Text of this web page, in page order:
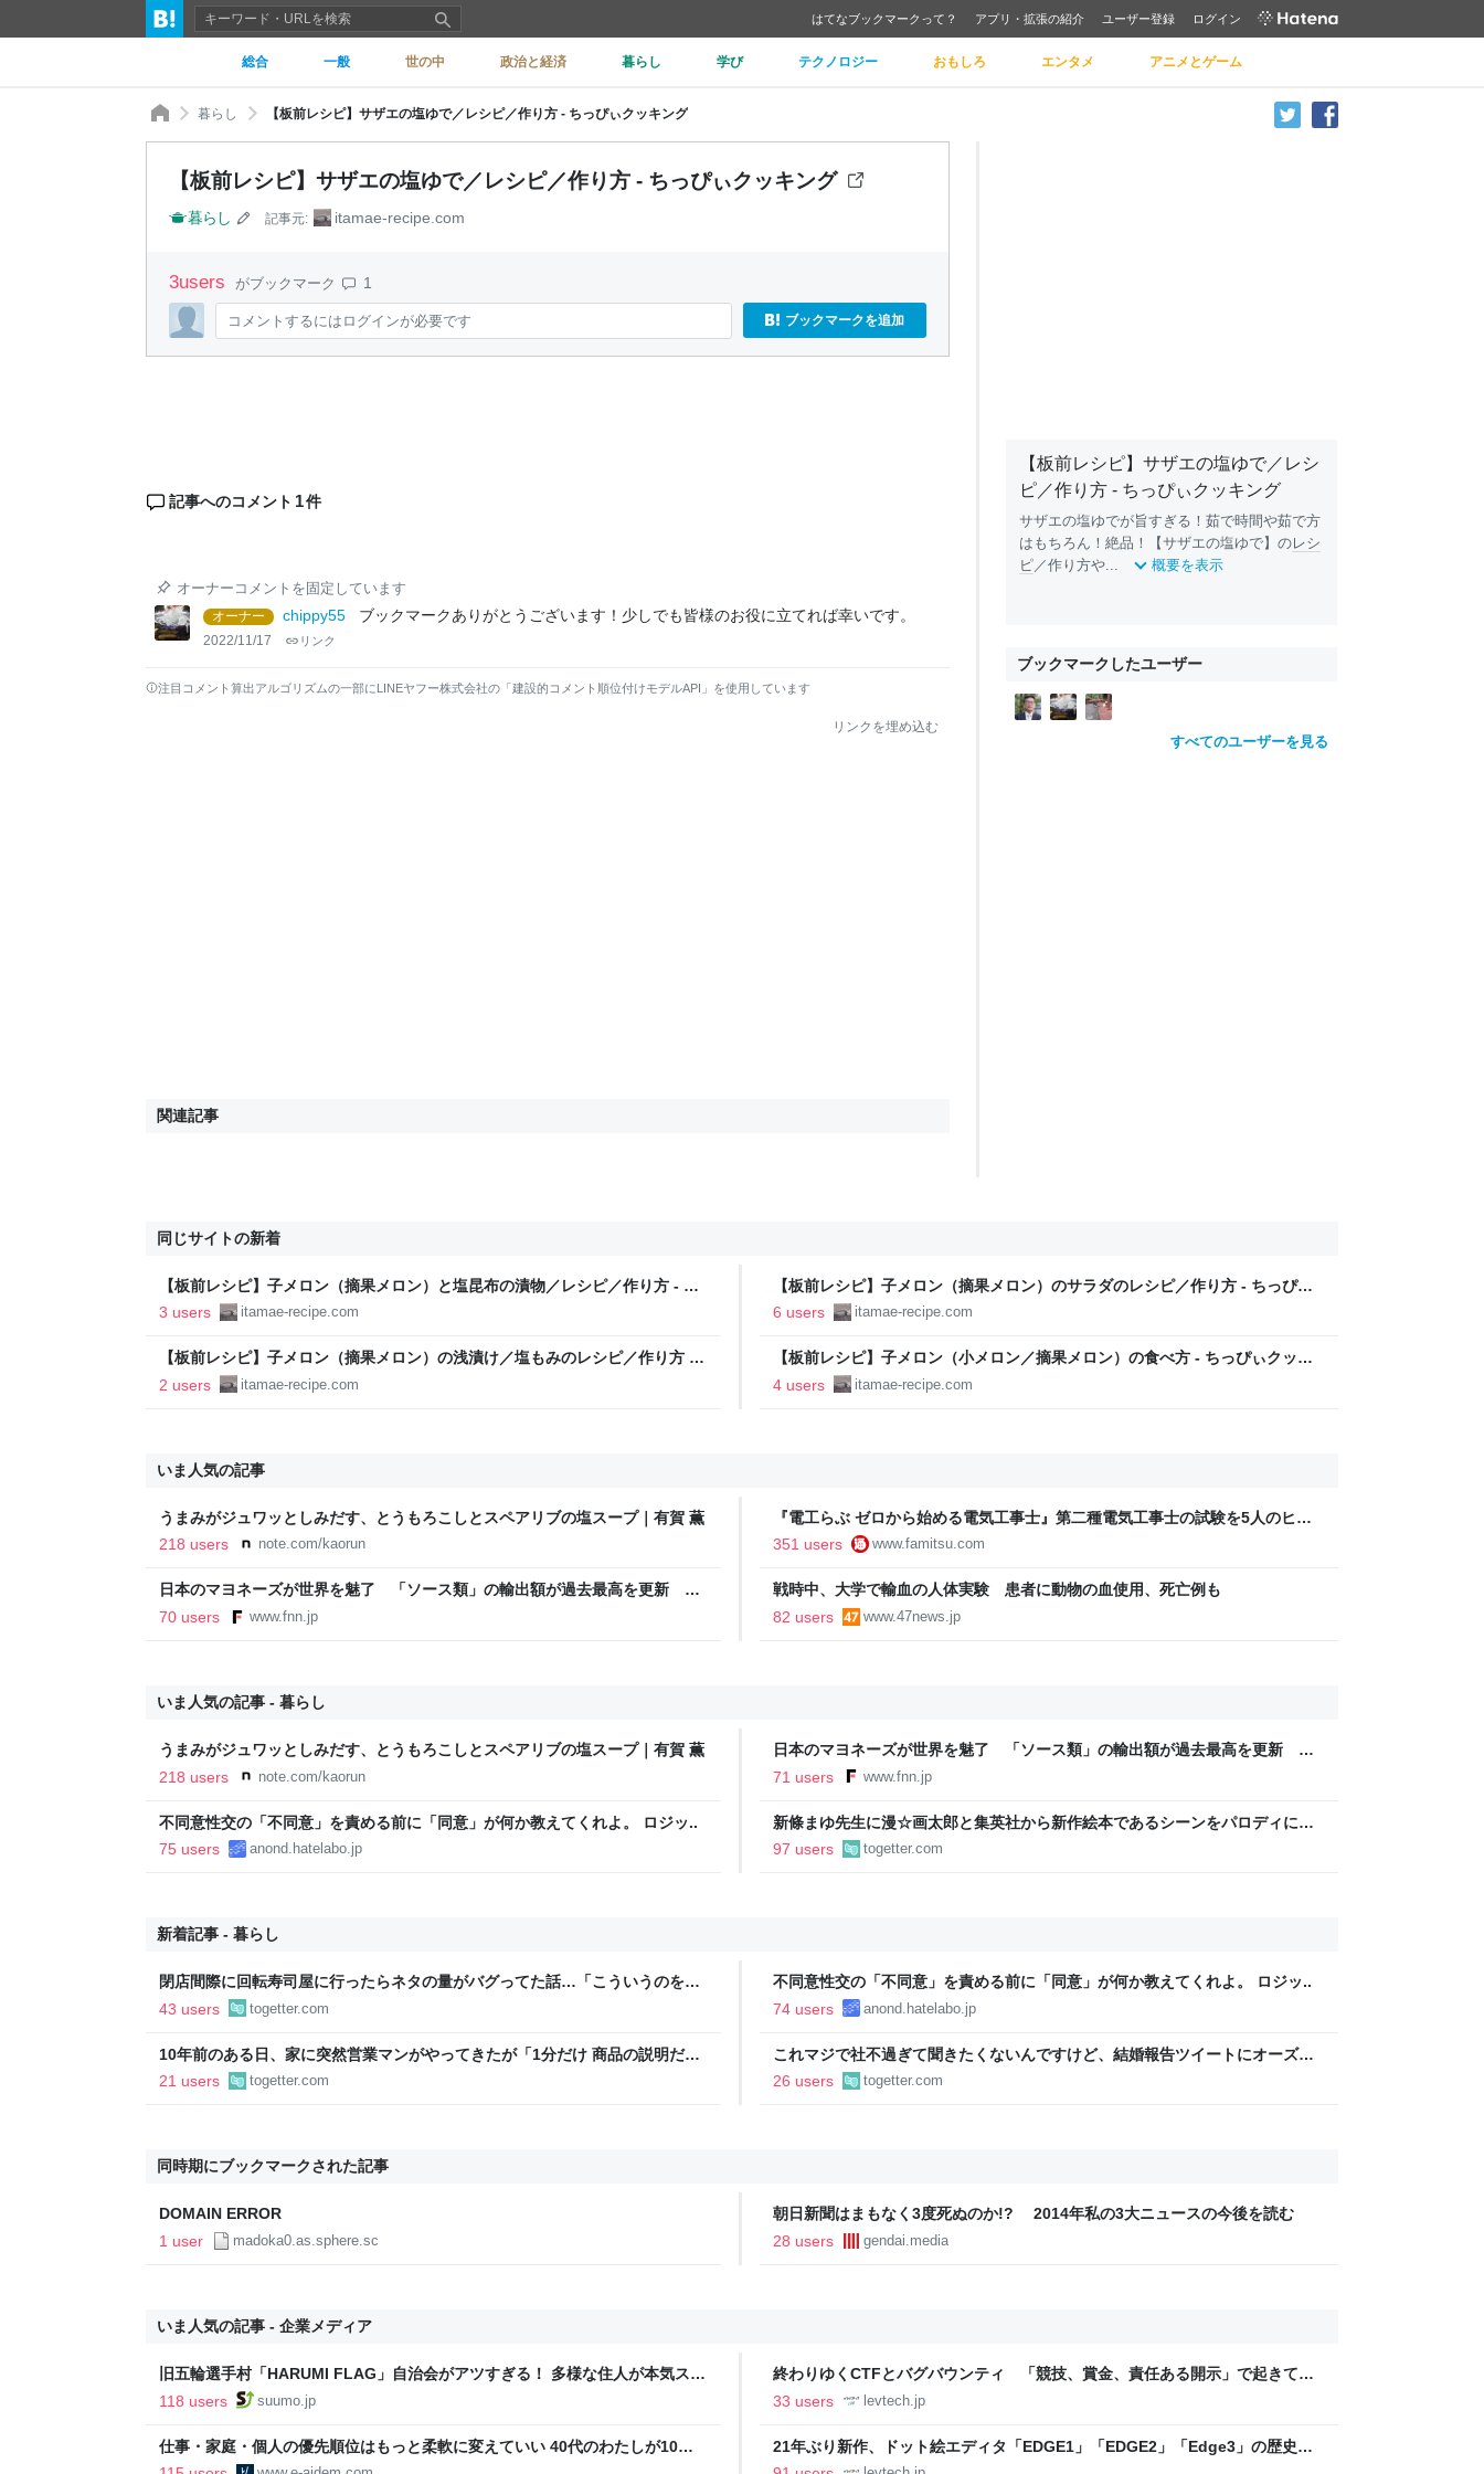
はてなブックマークって？ アプリ・拡張の紹介 ユーザー登録 ログイン
総合 一般 世の中 政治と経済 暮らし 学び テクノロジー おもしろ エンタメ アニメとゲーム
暮らし 【板前レシピ】サザエの塩ゆで／レシピ／作り方 - ちっぴぃクッキング
【板前レシピ】サザエの塩ゆで／レシピ／作り方 - ちっぴぃクッキング
暮らし 記事元: itamae-recipe.com
3users がブックマーク 1
コメントするにはログインが必要です ブックマークを追加
記事へのコメント 1件
オーナーコメントを固定しています
オーナー chippy55 ブックマークありがとうございます！少しでも皆様のお役に立てれば幸いです。
2022/11/17 リンク
注目コメント算出アルゴリズムの一部にLINEヤフー株式会社の「建設的コメント順位付けモデルAPI」を使用しています
リンクを埋め込む
関連記事
【板前レシピ】サザエの塩ゆで／レシ
ピ／作り方 - ちっぴぃクッキング
サザエの塩ゆでが旨すぎる！茹で時間や茹で方
はもちろん！絶品！【サザエの塩ゆで】のレシ
ピ／作り方や... 概要を表示
ブックマークしたユーザー
すべてのユーザーを見る
同じサイトの新着
【板前レシピ】子メロン（摘果メロン）と塩昆布の漬物／レシピ／作り方 - ち
っぴぃクッキング
3 users itamae-recipe.com
【板前レシピ】子メロン（摘果メロン）のサラダのレシピ／作り方 - ちっぴぃ
クッキング
6 users itamae-recipe.com
【板前レシピ】子メロン（摘果メロン）の浅漬け／塩もみのレシピ／作り方 -
ちっぴぃクッキング
2 users itamae-recipe.com
【板前レシピ】子メロン（小メロン／摘果メロン）の食べ方 - ちっぴぃクッキ
ング
4 users itamae-recipe.com
いま人気の記事
うまみがジュワッとしみだす、とうもろこしとスペアリブの塩スープ｜有賀 薫
218 users
note.com/kaorun
『電工らぶ ゼロから始める電気工事士』第二種電気工事士の試験を5人のヒロ
インと勉強。青春しながら“過去問1000問”や“本番形式CBT模擬試験”で本格的
351 users www.famitsu.com
日本のマヨネーズが世界を魅了 「ソース類」の輸出額が過去最高を更新 人
気の裏には卵黄のコク アメリカでは“日本風”が誕生｜FNNプライムオンライ
70 users www.fnn.jp
戦時中、大学で輸血の人体実験 患者に動物の血使用、死亡例も
82 users
www.47news.jp
いま人気の記事 - 暮らし
うまみがジュワッとしみだす、とうもろこしとスペアリブの塩スープ｜有賀 薫
218 users
note.com/kaorun
日本のマヨネーズが世界を魅了 「ソース類」の輸出額が過去最高を更新 人
気の裏には卵黄のコク アメリカでは“日本風”が誕生｜FNNプライムオンライ
71 users www.fnn.jp
不同意性交の「不同意」を責める前に「同意」が何か教えてくれよ。 ロジッ..
75 users
anond.hatelabo.jp
新條まゆ先生に漫☆画太郎と集英社から新作絵本であるシーンをパロディに使
いたいと連絡があり承諾したら家宝レベルのとんでもないものが届いた
97 users togetter.com
新着記事 - 暮らし
閉店間際に回転寿司屋に行ったらネタの量がバグってた話…「こういうのを晒
さないで」という声もあるが広報から「得々ゾーン」という正規サービスだと
43 users togetter.com
不同意性交の「不同意」を責める前に「同意」が何か教えてくれよ。 ロジッ..
74 users
anond.hatelabo.jp
10年前のある日、家に突然営業マンがやってきたが「1分だけ 商品の説明だけ
でも」としつこく、断っても「じゃあどうすれば話聞いてくれますか」と言わ
21 users togetter.com
これマジで社不過ぎて聞きたくないんですけど、結婚報告ツイートにオーズみ
たいな並びで指輪3つ写ってるの何なんですか。仲人の分？
26 users togetter.com
同時期にブックマークされた記事
DOMAIN ERROR
1 user
madoka0.as.sphere.sc
朝日新聞はまもなく3度死ぬのか!? 2014年私の3大ニュースの今後を読む
28 users
gendai.media
いま人気の記事 - 企業メディア
旧五輪選手村「HARUMI FLAG」自治会がアツすぎる！ 多様な住人が本気スキ
ルで挑む、盆踊り2万人集客や交通改善など“街の価値向上”戦略 東京・中央
118 users suumo.jp
終わりゆくCTFとバグバウンティ 「競技、賞金、責任ある開示」で起きてい
ること【フォーカス】 - レバテックLAB
33 users levtech.jp
仕事・家庭・個人の優先順位はもっと柔軟に変えていい 40代のわたしが10年
後の自分に伝えたいこと - りっすん by イーアイデム
21年ぶり新作、ドット絵エディタ「EDGE1」「EDGE2」「Edge3」の歴史に
ついて作者に聞く【フォーカス】 - レバテックLAB